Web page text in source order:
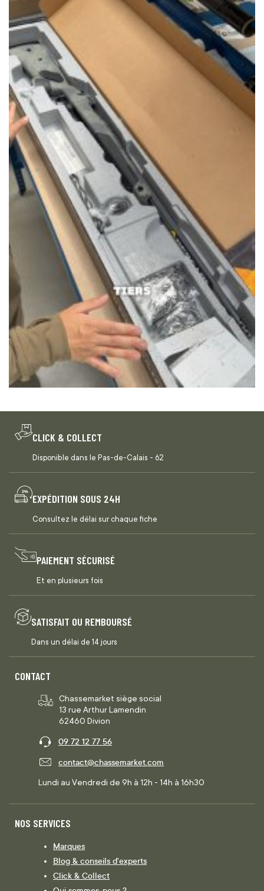
CLICK & COLLECT
Disponible dans le Pas-de-Calais - 62
EXPÉDITION SOUS 24H
Consultez le délai sur chaque fiche
PAIEMENT SÉCURISÉ
Et en plusieurs fois
SATISFAIT OU REMBOURSÉ
Dans un délai de 14 jours
CONTACT
Chassemarket siège social
13 rue Arthur Lamendin
62460 Divion
09 72 12 77 56
contact@chassemarket.com
Lundi au Vendredi de 9h à 12h - 14h à 16h30
NOS SERVICES
Marques
Blog & conseils d'experts
Click & Collect